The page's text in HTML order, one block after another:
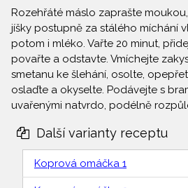
Rozehřáté máslo zaprašte
jíšky postupně za stálého míchání
potom i mléko. Vařte 20 minut,
povařte a odstavte. Vmíchejte
smetanu ke šlehání, osolte,
oslaďte a okyselte. Podávejte s
uvařenými natvrdo, podélně
Další varianty receptu
Koprová omáčka 1